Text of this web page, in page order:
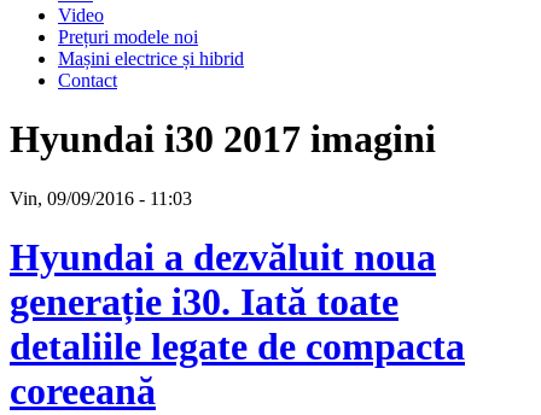
Video
Prețuri modele noi
Mașini electrice și hibrid
Contact
Hyundai i30 2017 imagini
Vin, 09/09/2016 - 11:03
Hyundai a dezvăluit noua
generație i30. Iată toate
detaliile legate de compacta
coreeană